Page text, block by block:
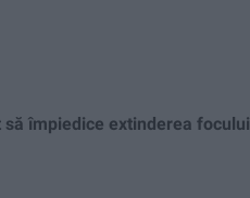
să împiedice extinderea focului